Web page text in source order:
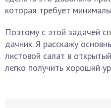
которая требует
Поэтому с этой задачей
дачник. Я расскажу
листовой салат в
легко получить хороший